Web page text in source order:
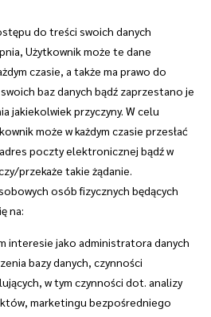
do treści swoich danych
Użytkownik może te dane
czasie, a także ma prawo do
baz danych bądź zaprzestano je
jakiekolwiek przyczyny. W celu
może w każdym czasie przesłać
poczty elektronicznej bądź w
przekaże takie żądanie.
osób fizycznych będących
na:
interesie jako administratora danych
bazy danych, czynności
w tym czynności dot. analizy
marketingu bezpośredniego